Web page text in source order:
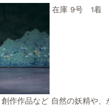
在庫 9号 1着
作品など 自然の妖精や、